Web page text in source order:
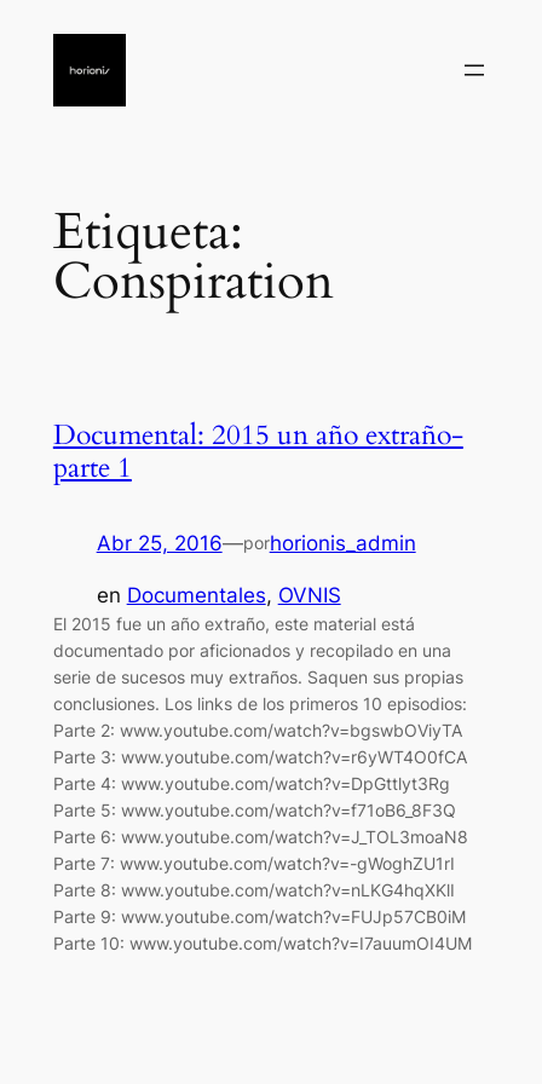
Etiqueta:
Conspiration
Documental: 2015 un año extraño-
parte 1
Abr 25, 2016—porhorionis_admin
en Documentales, OVNIS
El 2015 fue un año extraño, este material está
documentado por aficionados y recopilado en una
serie de sucesos muy extraños. Saquen sus propias
conclusiones. Los links de los primeros 10 episodios:
Parte 2: www.youtube.com/watch?v=bgswbOViyTA
Parte 3: www.youtube.com/watch?v=r6yWT4O0fCA
Parte 4: www.youtube.com/watch?v=DpGttlyt3Rg
Parte 5: www.youtube.com/watch?v=f71oB6_8F3Q
Parte 6: www.youtube.com/watch?v=J_TOL3moaN8
Parte 7: www.youtube.com/watch?v=-gWoghZU1rI
Parte 8: www.youtube.com/watch?v=nLKG4hqXKlI
Parte 9: www.youtube.com/watch?v=FUJp57CB0iM
Parte 10: www.youtube.com/watch?v=I7auumOI4UM